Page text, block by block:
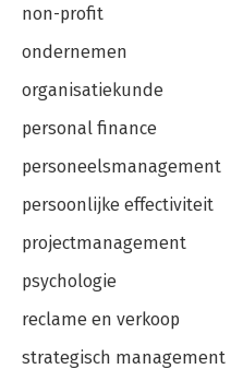
non-profit
ondernemen
organisatiekunde
personal finance
personeelsmanagement
persoonlijke effectiviteit
projectmanagement
psychologie
reclame en verkoop
strategisch management